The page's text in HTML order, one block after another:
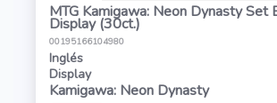
MTG Kamigawa: Neon Dynasty Set
Display (30ct.)
00195166104980
Inglés
Display
Kamigawa: Neon Dynasty